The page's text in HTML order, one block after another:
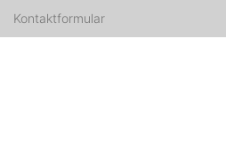
Kontaktformular